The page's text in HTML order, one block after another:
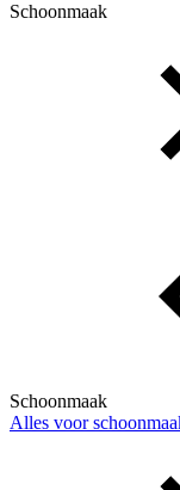
Schoonmaak
Schoonmaak
Alles voor